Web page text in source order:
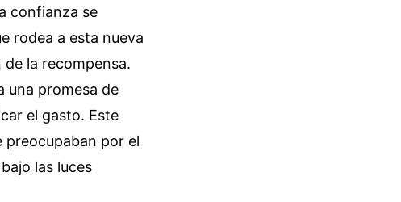
confianza se
rodea a esta nueva
la recompensa.
una promesa de
el gasto. Este
preocupaban por el
las luces